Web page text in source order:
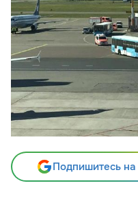
Подпишитесь на